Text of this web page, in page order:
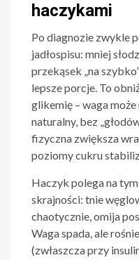
haczykami
Po diagnozie zwykle
jadłospisu: mniej
przekąsek „na
lepsze porcje. To
glikemię – waga
naturalny, bez
fizyczna zwiększa
poziomy cukru
Haczyk polega na
skrajności: tnie
chaotycznie, omija
Waga spada, ale
(zwłaszcza przy